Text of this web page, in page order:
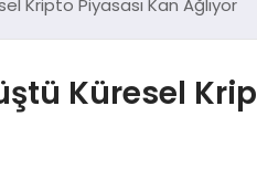
Kripto Piyasası Kan Ağlıyor
Küresel